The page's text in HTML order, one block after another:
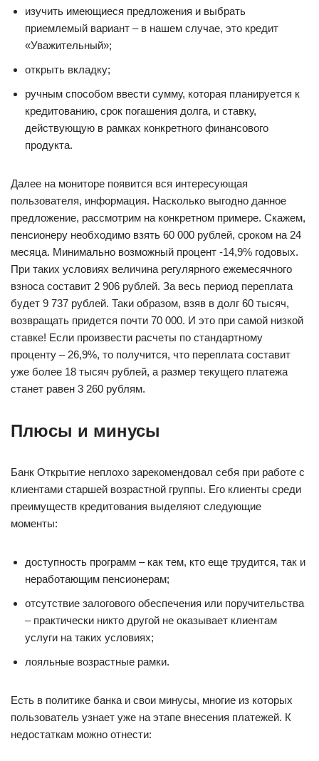
изучить имеющиеся предложения и выбрать
приемлемый вариант – в нашем случае, это кредит
«Уважительный»;
открыть вкладку;
ручным способом ввести сумму, которая планируется к
кредитованию, срок погашения долга, и ставку,
действующую в рамках конкретного финансового
продукта.
Далее на мониторе появится вся интересующая
пользователя, информация. Насколько выгодно данное
предложение, рассмотрим на конкретном примере. Скажем,
пенсионеру необходимо взять 60 000 рублей, сроком на 24
месяца. Минимально возможный процент -14,9% годовых.
При таких условиях величина регулярного ежемесячного
взноса составит 2 906 рублей. За весь период переплата
будет 9 737 рублей. Таки образом, взяв в долг 60 тысяч,
возвращать придется почти 70 000. И это при самой низкой
ставке! Если произвести расчеты по стандартному
проценту – 26,9%, то получится, что переплата составит
уже более 18 тысяч рублей, а размер текущего платежа
станет равен 3 260 рублям.
Плюсы и минусы
Банк Открытие неплохо зарекомендовал себя при работе с
клиентами старшей возрастной группы. Его клиенты среди
преимуществ кредитования выделяют следующие
моменты:
доступность программ – как тем, кто еще трудится, так и
неработающим пенсионерам;
отсутствие залогового обеспечения или поручительства
– практически никто другой не оказывает клиентам
услуги на таких условиях;
лояльные возрастные рамки.
Есть в политике банка и свои минусы, многие из которых
пользователь узнает уже на этапе внесения платежей. К
недостаткам можно отнести: